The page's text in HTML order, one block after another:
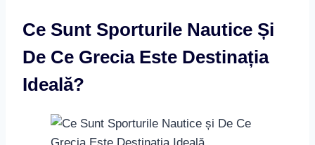
Ce Sunt Sporturile Nautice Și
De Ce Grecia Este Destinația
Ideală?